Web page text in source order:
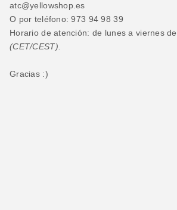
atc@yellowshop.es
O por teléfono: 973 94 98 39
Horario de atención: de lunes a viernes
(CET/CEST).
Gracias :)